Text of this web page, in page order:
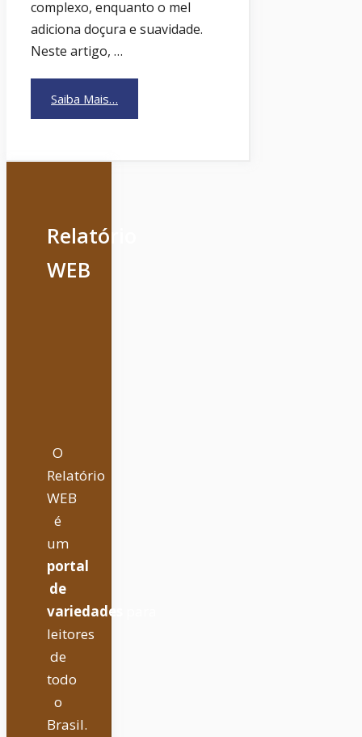
complexo, enquanto o mel
adiciona doçura e suavidade.
Neste artigo, …
Saiba Mais…
Relatório
WEB
O
Relatório
WEB
é
um
portal
de
variedades
leitores
de
todo
o
Brasil.